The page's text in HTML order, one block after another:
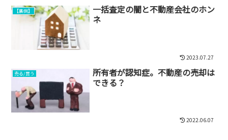
【裏側】
一括査定の闇と不動産会社のホン
ネ
2023.07.27
売る/買う
所有者が認知症。不動産の売却は
できる？
2022.06.07